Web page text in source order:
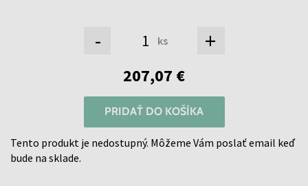
- ks +
207,07 €
PRIDAŤ DO KOŠÍKA
Tento produkt je nedostupný. Môžeme Vám poslať email keď
bude na sklade.